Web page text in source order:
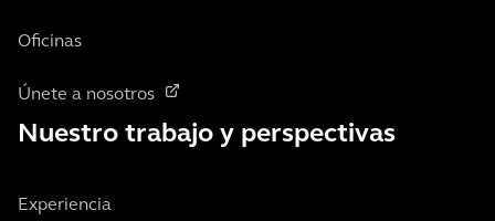
Oficinas
Únete a nosotros
Nuestro trabajo y perspectivas
Experiencia